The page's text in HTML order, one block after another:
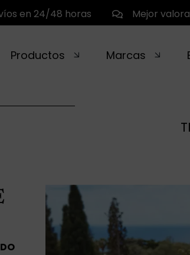
en 24/48 horas Mejor
Productos Marcas